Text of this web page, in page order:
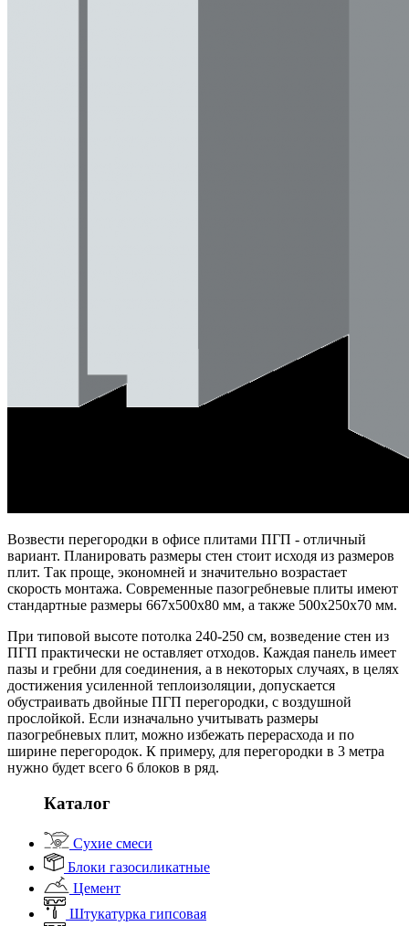
Возвести перегородки в офисе плитами ПГП - отличный
вариант. Планировать размеры стен стоит исходя из размеров
плит. Так проще, экономней и значительно возрастает
скорость монтажа. Современные пазогребневые плиты имеют
стандартные размеры 667х500х80 мм, а также 500х250х70 мм.
При типовой высоте потолка 240-250 см, возведение стен из
ПГП практически не оставляет отходов. Каждая панель имеет
пазы и гребни для соединения, а в некоторых случаях, в целях
достижения усиленной теплоизоляции, допускается
обустраивать двойные ПГП перегородки, с воздушной
прослойкой. Если изначально учитывать размеры
пазогребневых плит, можно избежать перерасхода и по
ширине перегородок. К примеру, для перегородки в 3 метра
нужно будет всего 6 блоков в ряд.
Каталог
Сухие смеси
Блоки газосиликатные
Цемент
Штукатурка гипсовая